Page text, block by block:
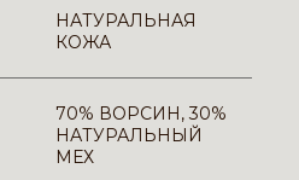
НАТУРАЛЬНАЯ
КОЖА
70% ВОРСИН, 30%
НАТУРАЛЬНЫЙ
МЕХ